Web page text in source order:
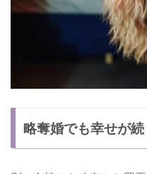
略奪婚でも幸せが